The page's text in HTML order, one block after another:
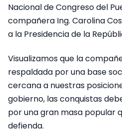
Nacional de Congreso del
compañera Ing. Carolina
a la Presidencia de la
Visualizamos que la
respaldada por una base
cercana a nuestras
gobierno, las conquistas
por una gran masa popular
defienda.